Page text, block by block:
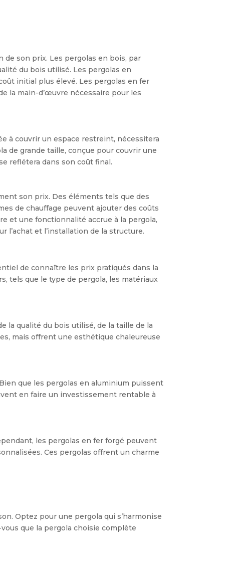
son prix. Les pergolas en bois, par
du bois utilisé. Les pergolas en
initial plus élevé. Les pergolas en fer
la main-d’œuvre nécessaire pour les
à couvrir un espace restreint, nécessitera
de grande taille, conçue pour couvrir une
reflétera dans son coût final.
son prix. Des éléments tels que des
de chauffage peuvent ajouter des coûts
et une fonctionnalité accrue à la pergola,
et l’installation de la structure.
de connaître les prix pratiqués dans la
tels que le type de pergola, les matériaux
la qualité du bois utilisé, de la taille de la
mais offrent une esthétique chaleureuse
que les pergolas en aluminium puissent
en faire un investissement rentable à
les pergolas en fer forgé peuvent
Ces pergolas offrent un charme
Optez pour une pergola qui s’harmonise
que la pergola choisie complète